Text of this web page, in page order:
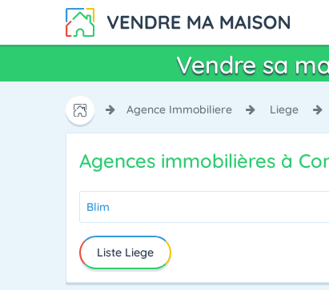
Vendre sa
Agence Immobiliere Liege
Agences immobilières à
Blim
Liste Liege